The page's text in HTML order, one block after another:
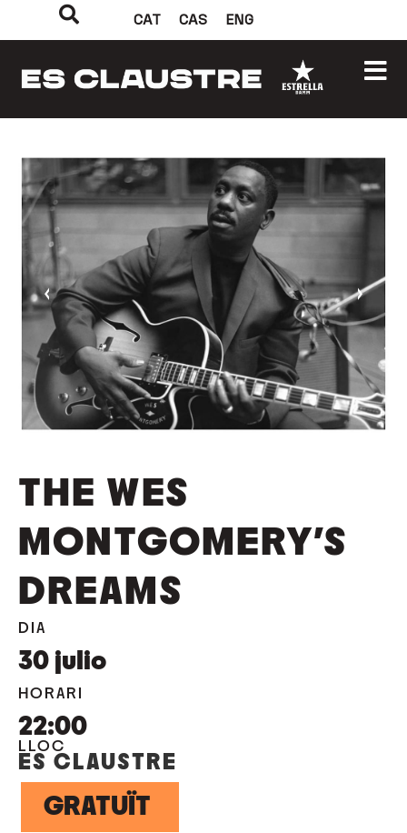
CAT CAS ENG
‹ ›
THE WES
MONTGOMERY’S
DREAMS
DIA
30 julio
HORARI
22:00
LLOC
ES CLAUSTRE
GRATUÏT